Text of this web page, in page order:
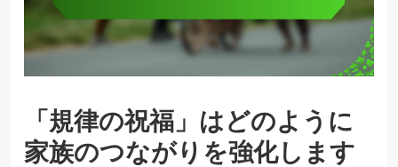
「規律の祝福」はどのように
家族のつながりを強化します